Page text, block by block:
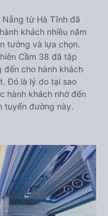
từ Hà Tĩnh đã
khách nhiều năm
tưởng và lựa chọn.
Cầm 38 đã tập
cho hành khách
Đó là lý do tại sao
hành khách nhớ đến
tuyến đường này.